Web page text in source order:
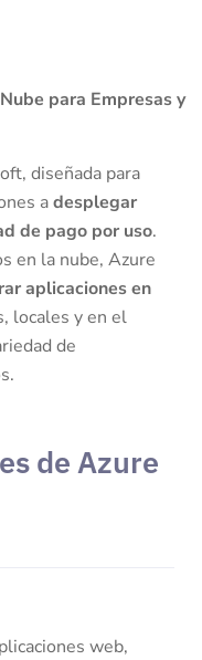
para Empresas y
diseñada para
adesplegar
de pago por uso.
en la nube, Azure
aplicaciones en
locales y en el
de
de Azure
web,